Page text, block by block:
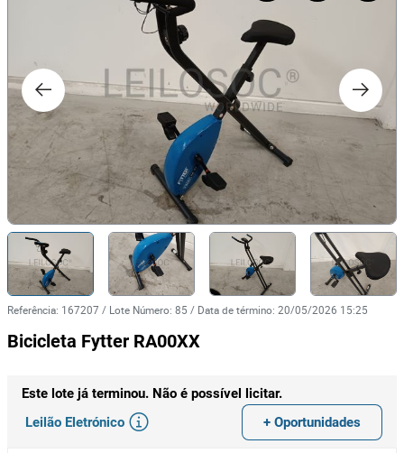
Referência: 167207 / Lote Número: 85 / Data de término: 20/05/2026 15:25
Bicicleta Fytter RA00XX
Este lote já terminou. Não é possível licitar.
Leilão Eletrónico
+ Oportunidades